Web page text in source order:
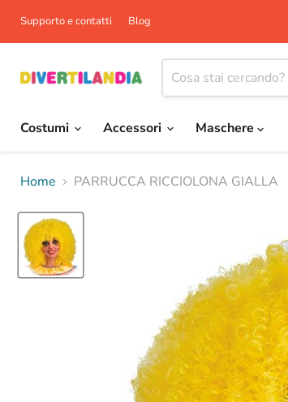
Supporto e contatti Blog
Costumi Accessori Maschere
Home PARRUCCA RICCIOLONA GIALLA